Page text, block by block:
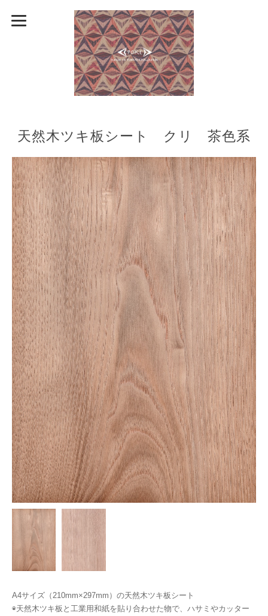
天然木ツキ板シート クリ 茶色系
A4サイズ（210mm×297mm）の天然木ツキ板シート
◉天然木ツキ板と工業用和紙を貼り合わせた物で、ハサミやカッター